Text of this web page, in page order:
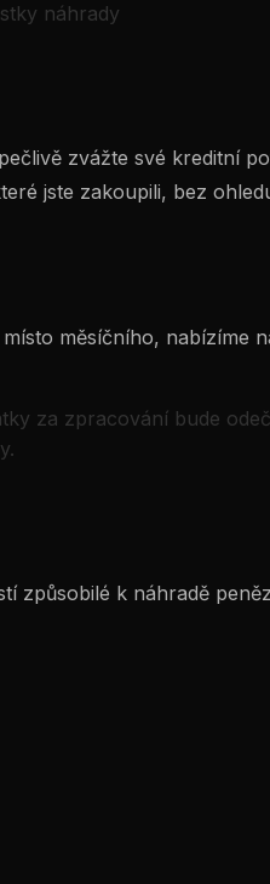
náhrady
zvážte své kreditní
jste zakoupili, bez
měsíčního, nabízíme
za zpracování bude
způsobilé k náhradě